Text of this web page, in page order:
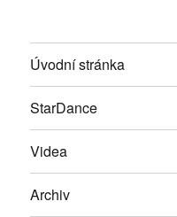
Úvodní stránka
StarDance
Videa
Archiv